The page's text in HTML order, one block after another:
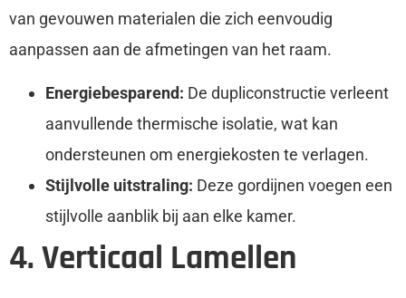
van gevouwen materialen die zich eenvoudig
aanpassen aan de afmetingen van het raam.
Energiebesparend: De dupliconstructie verleent
aanvullende thermische isolatie, wat kan
ondersteunen om energiekosten te verlagen.
Stijlvolle uitstraling: Deze gordijnen voegen een
stijlvolle aanblik bij aan elke kamer.
4. Verticaal Lamellen